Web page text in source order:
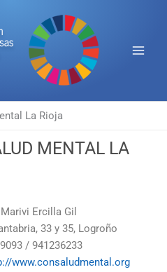
La Rioja
MENTAL LA
Ercilla Gil
33 y 35, Logroño
/ 941236233
www.consaludmental.org